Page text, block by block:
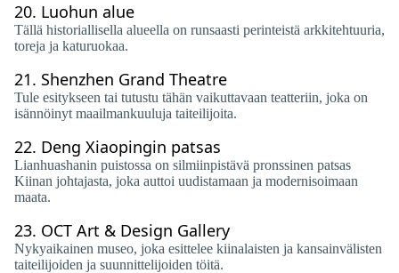
20. Luohun alue
Tällä historiallisella alueella on runsaasti perinteistä arkkitehtuuria,
toreja ja katuruokaa.
21. Shenzhen Grand Theatre
Tule esitykseen tai tutustu tähän vaikuttavaan teatteriin, joka on
isännöinyt maailmankuuluja taiteilijoita.
22. Deng Xiaopingin patsas
Lianhuashanin puistossa on silmiinpistävä pronssinen patsas
Kiinan johtajasta, joka auttoi uudistamaan ja modernisoimaan
maata.
23. OCT Art & Design Gallery
Nykyaikainen museo, joka esittelee kiinalaisten ja kansainvälisten
taiteilijoiden ja suunnittelijoiden töitä.